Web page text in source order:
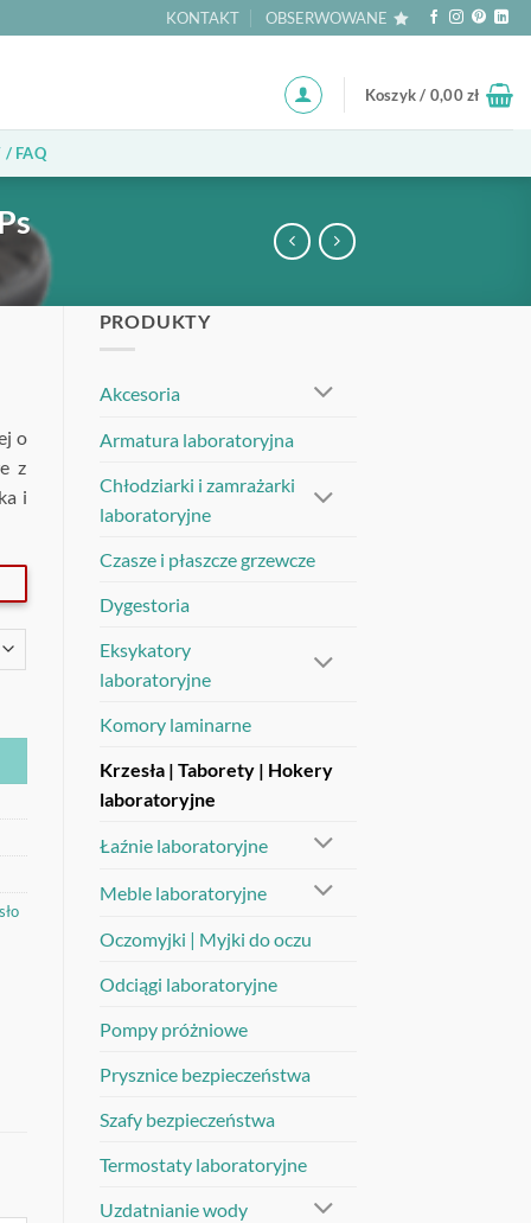
KONTAKT OBSERWOWANE
Koszyk / 0,00zł
/ FAQ
PRODUKTY
Akcesoria
Armatura laboratoryjna
Chłodziarki i zamrażarki
laboratoryjne
Czasze i płaszcze grzewcze
Dygestoria
Eksykatory
laboratoryjne
Komory laminarne
Krzesła | Taborety | Hokery
laboratoryjne
Łaźnie laboratoryjne
Meble laboratoryjne
Oczomyjki | Myjki do oczu
Odciągi laboratoryjne
Pompy próżniowe
Prysznice bezpieczeństwa
Szafy bezpieczeństwa
Termostaty laboratoryjne
Uzdatnianie wody
o
z
i